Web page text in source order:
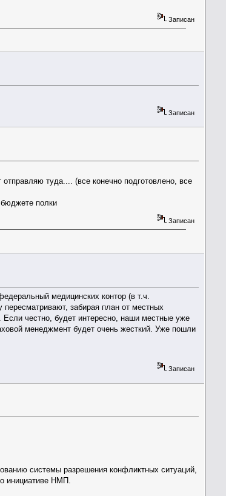
Записан
Записан
туда.... (все конечно подготовлено, все
бюджете полки
Записан
медицинских контор (в т.ч.
забирая план от местных
Если честно, будет интересно, наши местные уже
менеджмент будет очень жесткий. Уже пошли
Записан
системы разрешения конфликтных ситуаций,
инициативе НМП.